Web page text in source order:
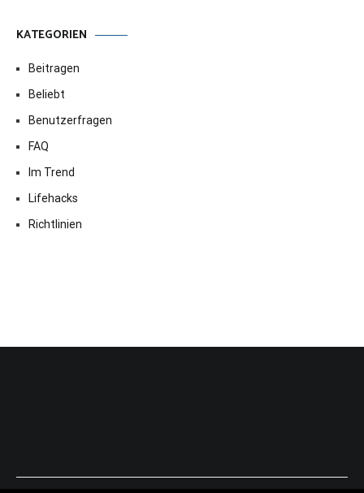
KATEGORIEN
Beitragen
Beliebt
Benutzerfragen
FAQ
Im Trend
Lifehacks
Richtlinien